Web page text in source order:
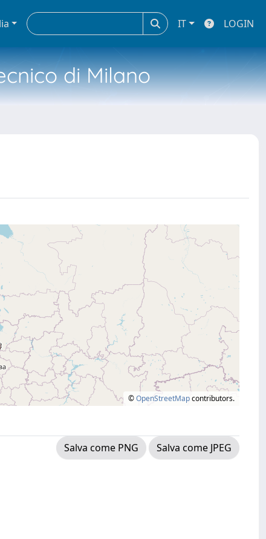
IT LOGIN
di Milano
©OpenStreetMapcontributors.
Salva come PNG
Salva come JPEG